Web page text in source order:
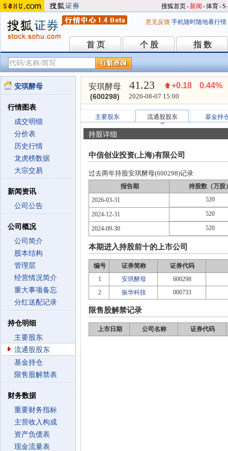
搜狐首页-新闻 -体育-S
意见反馈 手机随时随地看行情
首 页
首 页 个 股
个 股 指 数
指 数
安琪酵母
行情图表
成交明细
分价表
历史行情
龙虎榜数据
大宗交易
新闻资讯
公司公告
公司概况
公司简介
股本结构
管理层
经营情况简介
重大事项备忘
分红送配记录
持仓明细
主要股东
流通股股东
基金持仓
限售股解禁表
财务数据
重要财务指标
主营收入构成
资产负债表
现金流量表
安琪酵母
(600298)
41.23 +0.18 0.44%
2026-08-07 15:00
主要股东 流通股股东 基金持
持股详细
中信创业投资(上海)有限公司
过去两年持股安琪酵母(600298)记录
报告期
持股数（万股
2026-03-31
520
2024-12-31 520
2024-09-30 520
本期进入持股前十的上市公司
编号 证券简称
证券代码
1
安琪酵母
600298
2
振华科技 000733
限售股解禁记录
上市日期 公司名称 证券代码